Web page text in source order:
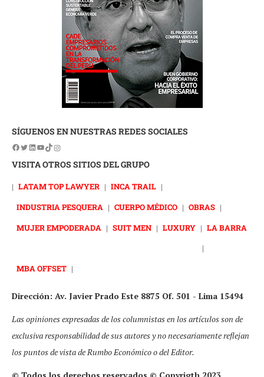
SÍGUENOS EN NUESTRAS REDES SOCIALES
VISITA OTROS SITIOS DEL GRUPO
| LATAM TOP LAWYER | INCA TRAIL |
INDUSTRIA PESQUERA | CUERPO MÉDICO | OBRAS |
MUJER EMPODERADA | SUIT MEN | LUXURY | LA BARRA
|
MBA OFFSET |
Dirección: Av. Javier Prado Este 8875 Of. 501 - Lima 15494
Las opiniones expresadas de los columnistas en los artículos son de
exclusiva responsabilidad de sus autores y no necesariamente reflejan
los puntos de vista de Rumbo Económico o del Editor.